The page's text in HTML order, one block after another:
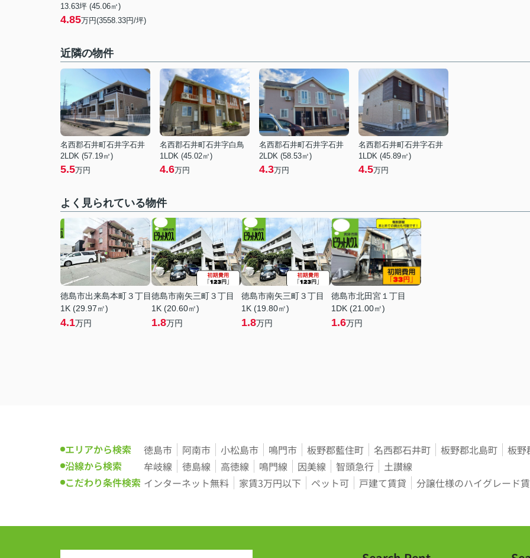
13.63坪 (45.06㎡)
4.85万円(3558.33円/坪)
近隣の物件
名西郡石井町石井字石井
2LDK (57.19㎡)
5.5万円
名西郡石井町石井字白鳥
1LDK (45.02㎡)
4.6万円
名西郡石井町石井字石井
2LDK (58.53㎡)
4.3万円
名西郡石井町石井字石井
1LDK (45.89㎡)
4.5万円
よく見られている物件
徳島市出来島本町３丁目
1K (29.97㎡)
4.1万円
徳島市南矢三町３丁目
1K (20.60㎡)
1.8万円
徳島市南矢三町３丁目
1K (19.80㎡)
1.8万円
徳島市北田宮１丁目
1DK (21.00㎡)
1.6万円
エリアから検索 徳島市 阿南市 小松島市 鳴門市 板野郡藍住町 名西郡石井町 板野郡北島町 板野
沿線から検索
牟岐線 徳島線 高徳線 鳴門線 因美線 智頭急行
土讃線
こだわり条件検索 インターネット無料 家賃3万円以下 ペット可 戸建て賃貸 分譲仕様のハイグレード